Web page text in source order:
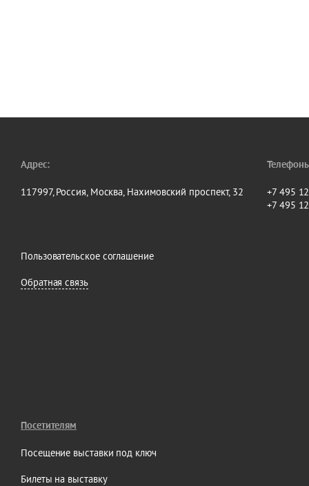
Адрес:
117997, Россия, Москва, Нахимовский проспект, 32
+7 495
+7 495
Пользовательское соглашение
Обратная связь
Посетителям
Посещение выставки под ключ
Билеты на выставку